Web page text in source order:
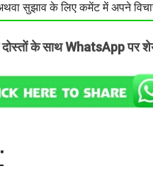
सुझाव के लिए कमेंट में अपने
के साथ WhatsApp पर